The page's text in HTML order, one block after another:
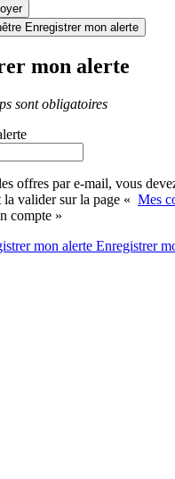
Enregistrer mon alerte
mon alerte
sont obligatoires
offres par e-mail, vous
la valider sur la page « Mes
compte »
mon alerte Enregistrer